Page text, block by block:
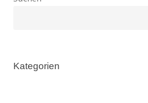
Kategorien